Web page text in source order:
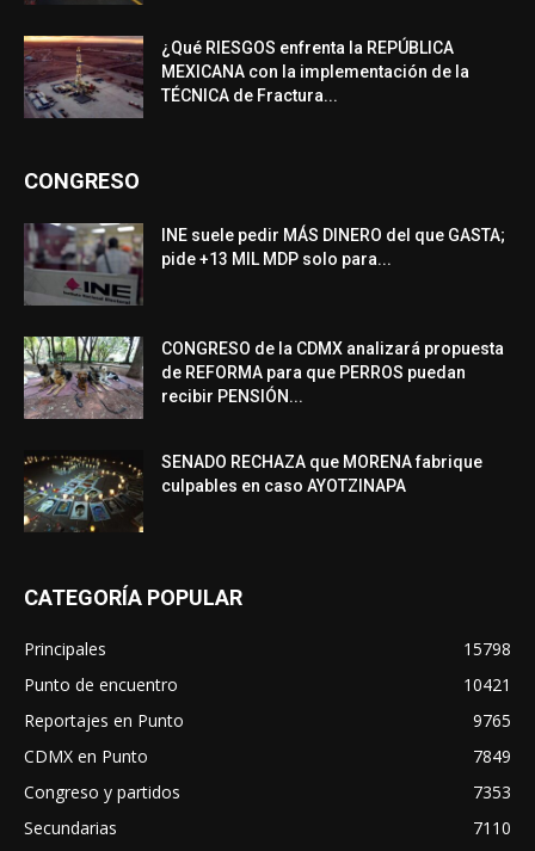
¿Qué RIESGOS enfrenta la REPÚBLICA
MEXICANA con la implementación de la
TÉCNICA de Fractura...
CONGRESO
INE suele pedir MÁS DINERO del que GASTA;
pide +13 MIL MDP solo para...
CONGRESO de la CDMX analizará propuesta
de REFORMA para que PERROS puedan
recibir PENSIÓN...
SENADO RECHAZA que MORENA fabrique
culpables en caso AYOTZINAPA
CATEGORÍA POPULAR
Principales
15798
Punto de encuentro
10421
Reportajes en Punto
9765
CDMX en Punto
7849
Congreso y partidos
7353
Secundarias
7110